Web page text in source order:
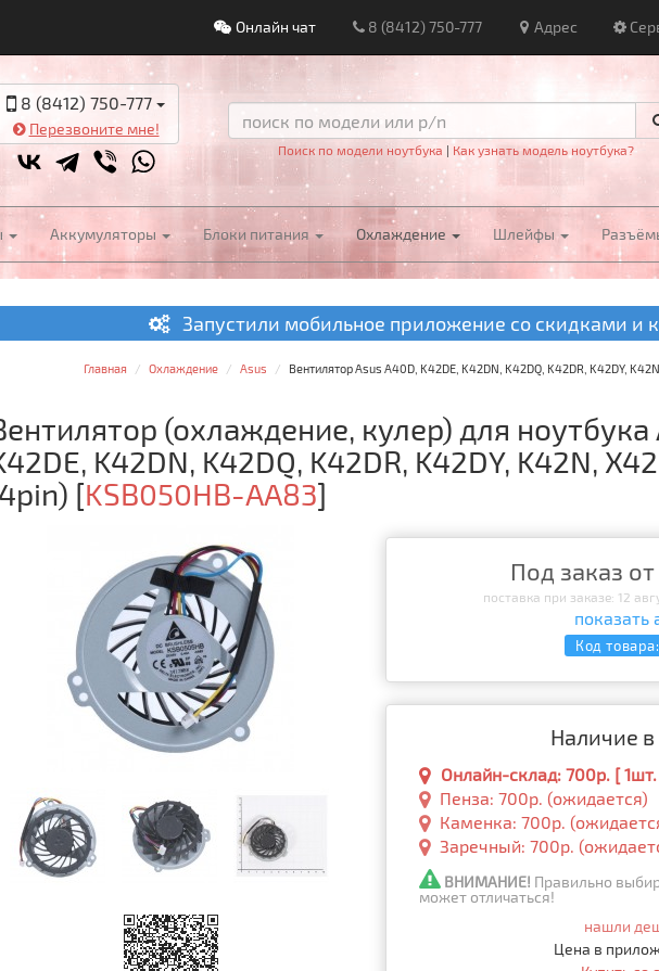
Онлайн чат 8 (8412) 750-777 Адрес
8 (8412) 750-777
Перезвоните мне!
Поиск по модели ноутбука | Как узнать модель ноутбука?
Аккумуляторы Блоки питания Охлаждение Шлейфы
Запустили мобильное приложение со скидками и
Главная Охлаждение Asus Вентилятор Asus A40D, K42DE, K42DN, K42DQ, K42DR, K42DY,
(охлаждение, кулер) для ноутбука
K42DN, K42DQ, K42DR, K42DY, K42N,
[KSB050HB-AA83]
Под заказ
поставка при заказе: 12
показать
Код
Наличие в
Онлайн-склад: 700р. [
Пенза: 700р. (ожидается)
Каменка: 700р.
Заречный: 700р.
ВНИМАНИЕ! Правильно
может отличаться!
нашли
Цена в